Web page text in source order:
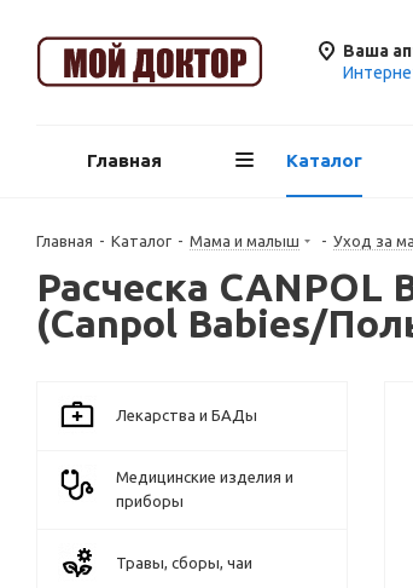
Ваша
Главная Каталог
Главная - Каталог - Мама и малыш - Уход за
Расческа CANPOL
(Canpol Babies/
Лекарства и БАДы
Медицинские изделия и
приборы
Травы, сборы, чаи